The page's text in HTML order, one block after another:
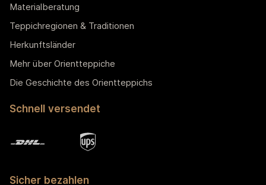
Materialberatung
Teppichregionen & Traditionen
Herkunftsländer
Mehr über Orientteppiche
Die Geschichte des Orientteppichs
Schnell versendet
Sicher bezahlen